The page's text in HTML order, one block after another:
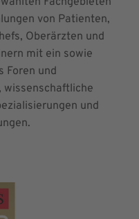
von Patienten,
Oberärzten und
mit ein sowie
Foren und
und